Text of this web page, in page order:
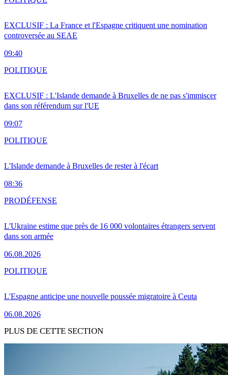
EXCLUSIF : La France et l'Espagne critiquent une nomination
controversée au SEAE
09:40
EXCLUSIF : L'Islande demande à Bruxelles de ne pas s'immiscer
dans son référendum sur l'UE
09:07
POLITIQUE
L'Islande demande à Bruxelles de rester à l'écart
08:36
POLITIQUE
L'Ukraine estime que près de 16 000 volontaires étrangers servent
dans son armée
06.08.2026
PRODÉFENSE
L'Espagne anticipe une nouvelle poussée migratoire à Ceuta
06.08.2026
POLITIQUE
PLUS DE CETTE SECTION